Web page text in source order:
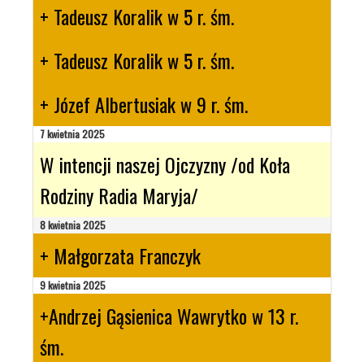
+ Tadeusz Koralik w 5 r. śm.
+ Tadeusz Koralik w 5 r. śm.
+ Józef Albertusiak w 9 r. śm.
7 kwietnia 2025
W intencji naszej Ojczyzny /od Koła
Rodziny Radia Maryja/
8 kwietnia 2025
+ Małgorzata Franczyk
9 kwietnia 2025
+Andrzej Gąsienica Wawrytko w 13 r.
śm.